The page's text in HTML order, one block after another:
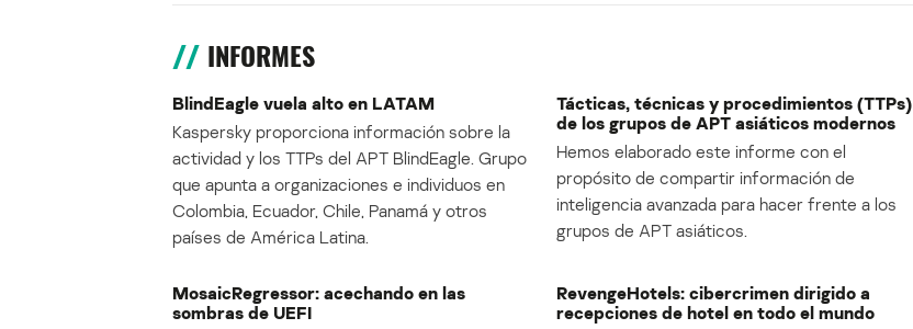
INFORMES
BlindEagle vuela alto en LATAM
Kaspersky proporciona información sobre la
actividad y los TTPs del APT BlindEagle. Grupo
que apunta a organizaciones e individuos en
Colombia, Ecuador, Chile, Panamá y otros
países de América Latina.
Tácticas, técnicas y procedimientos (TTPs)
de los grupos de APT asiáticos modernos
Hemos elaborado este informe con el
propósito de compartir información de
inteligencia avanzada para hacer frente a los
grupos de APT asiáticos.
MosaicRegressor: acechando en las
sombras de UEFI
RevengeHotels: cibercrimen dirigido a
recepciones de hotel en todo el mundo